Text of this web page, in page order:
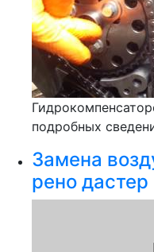
подробных
Замена
рено дастер